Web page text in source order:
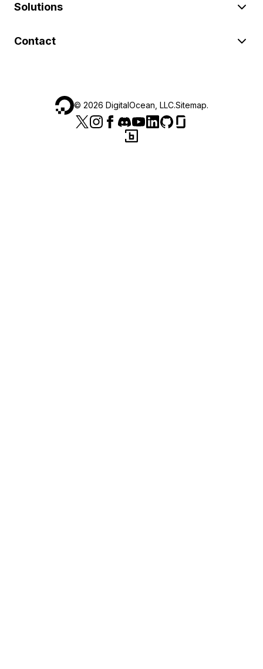
Solutions
Contact
© 2026 DigitalOcean, LLC.Sitemap.